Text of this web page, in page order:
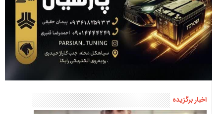
اخبار برگزیده